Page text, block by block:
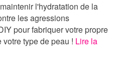
l'hydratation de la
les agressions
pour fabriquer votre propre
type de peau ! Lire la